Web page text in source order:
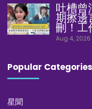
吐槽曾
期擦邊
刪！工
Aug 4, 2026
Popular Categories
星聞